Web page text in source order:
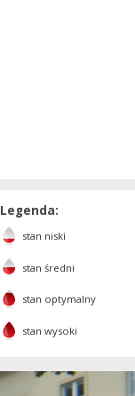
Legenda:
stan niski
stan średni
stan optymalny
stan wysoki